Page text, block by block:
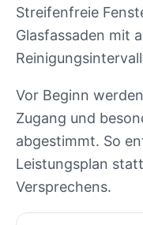
Streifenfreie
Glasfassaden mit
Vor Beginn
Zugang und
abgestimmt. So
Leistungsplan
Versprechens.